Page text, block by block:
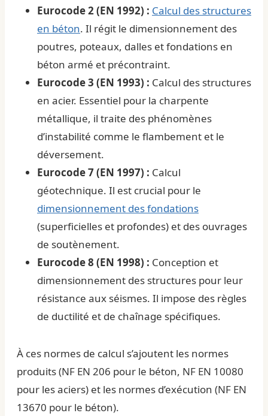
Eurocode 2 (EN 1992) : Calcul des structures
en béton. Il régit le dimensionnement des
poutres, poteaux, dalles et fondations en
béton armé et précontraint.
Eurocode 3 (EN 1993) : Calcul des structures
en acier. Essentiel pour la charpente
métallique, il traite des phénomènes
d’instabilité comme le flambement et le
déversement.
Eurocode 7 (EN 1997) : Calcul
géotechnique. Il est crucial pour le
dimensionnement des fondations
(superficielles et profondes) et des ouvrages
de soutènement.
Eurocode 8 (EN 1998) : Conception et
dimensionnement des structures pour leur
résistance aux séismes. Il impose des règles
de ductilité et de chaînage spécifiques.
À ces normes de calcul s’ajoutent les normes
produits (NF EN 206 pour le béton, NF EN 10080
pour les aciers) et les normes d’exécution (NF EN
13670 pour le béton).